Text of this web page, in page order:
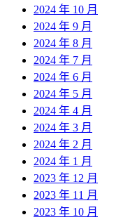
2024 年 10 月
2024 年 9 月
2024 年 8 月
2024 年 7 月
2024 年 6 月
2024 年 5 月
2024 年 4 月
2024 年 3 月
2024 年 2 月
2024 年 1 月
2023 年 12 月
2023 年 11 月
2023 年 10 月